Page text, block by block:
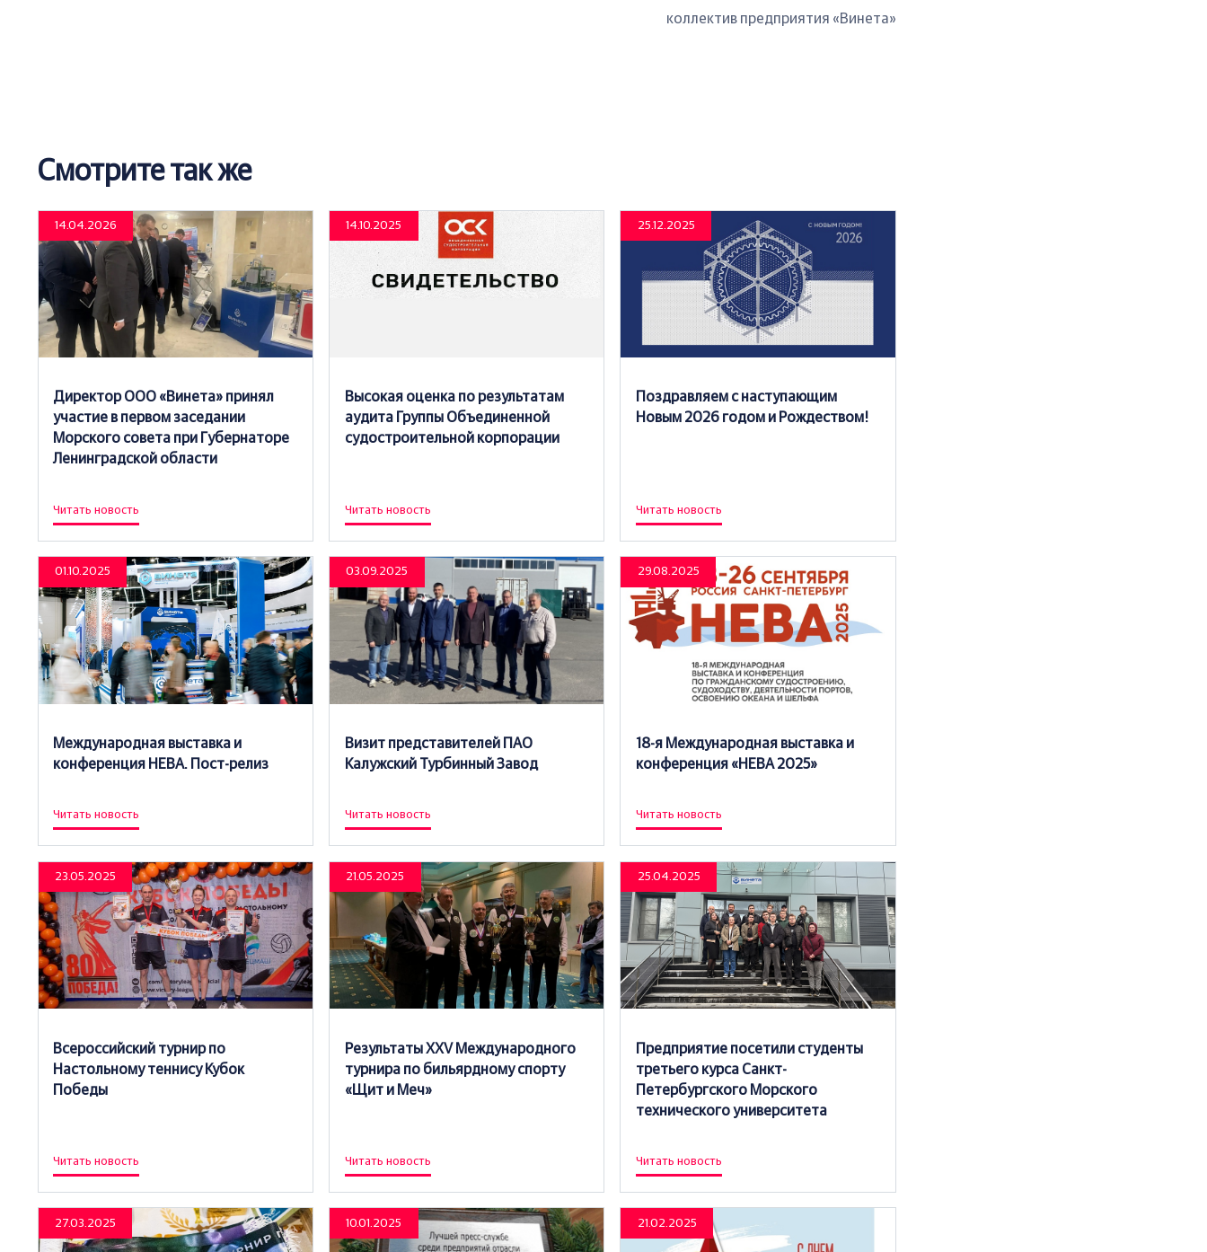
коллектив предприятия «Винета»
Смотрите так же
14.04.2026
Директор ООО «Винета» принял
участие в первом заседании
Морского совета при Губернаторе
Ленинградской области
Читать новость
14.10.2025
Высокая оценка по результатам
аудита Группы Объединенной
судостроительной корпорации
Читать новость
25.12.2025
Поздравляем с наступающим
Новым 2026 годом и Рождеством!
Читать новость
01.10.2025
Международная выставка и
конференция НЕВА. Пост-релиз
Читать новость
03.09.2025
Визит представителей ПАО
Калужский Турбинный Завод
Читать новость
29.08.2025
18-я Международная выставка и
конференция «НЕВА 2025»
Читать новость
23.05.2025
Всероссийский турнир по
Настольному теннису Кубок
Победы
Читать новость
21.05.2025
Результаты XXV Международного
турнира по бильярдному спорту
«Щит и Меч»
Читать новость
25.04.2025
Предприятие посетили студенты
третьего курса Санкт-
Петербургского Морского
технического университета
Читать новость
27.03.2025 10.01.2025 21.02.2025